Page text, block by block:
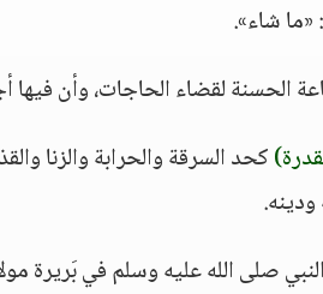
شاء».
الحسنة لقضاء الحاجات، وأن فيها
كحد السرقة والحرابة والزنا
صلى الله عليه وسلم في بَريرة